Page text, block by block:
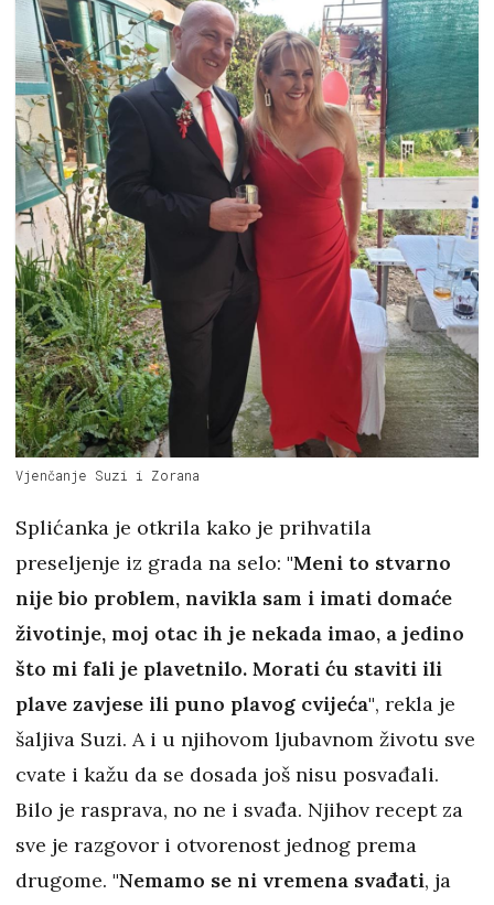
Vjenčanje Suzi i Zorana
Splićanka je otkrila kako je prihvatila
preseljenje iz grada na selo: "Meni to stvarno
nije bio problem, navikla sam i imati domaće
životinje, moj otac ih je nekada imao, a jedino
što mi fali je plavetnilo. Morati ću staviti ili
plave zavjese ili puno plavog cvijeća", rekla je
šaljiva Suzi. A i u njihovom ljubavnom životu sve
cvate i kažu da se dosada još nisu posvađali.
Bilo je rasprava, no ne i svađa. Njihov recept za
sve je razgovor i otvorenost jednog prema
drugome. "Nemamo se ni vremena svađati, ja